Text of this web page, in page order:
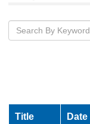
Title Date